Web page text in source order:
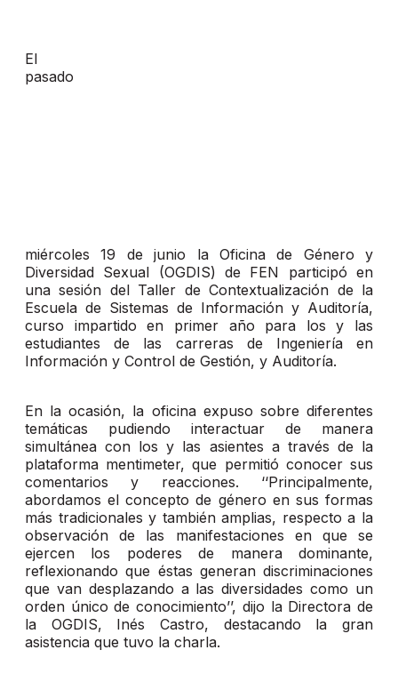
El
pasado
miércoles 19 de junio la Oficina de Género y
Diversidad Sexual (OGDIS) de FEN participó en
una sesión del Taller de Contextualización de la
Escuela de Sistemas de Información y Auditoría,
curso impartido en primer año para los y las
estudiantes de las carreras de Ingeniería en
Información y Control de Gestión, y Auditoría.
En la ocasión, la oficina expuso sobre diferentes
temáticas pudiendo interactuar de manera
simultánea con los y las asientes a través de la
plataforma mentimeter, que permitió conocer sus
comentarios y reacciones. ‘‘Principalmente,
abordamos el concepto de género en sus formas
más tradicionales y también amplias, respecto a la
observación de las manifestaciones en que se
ejercen los poderes de manera dominante,
reflexionando que éstas generan discriminaciones
que van desplazando a las diversidades como un
orden único de conocimiento’’, dijo la Directora de
la OGDIS, Inés Castro, destacando la gran
asistencia que tuvo la charla.